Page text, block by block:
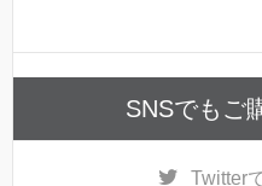
SNSでもご
Twitter